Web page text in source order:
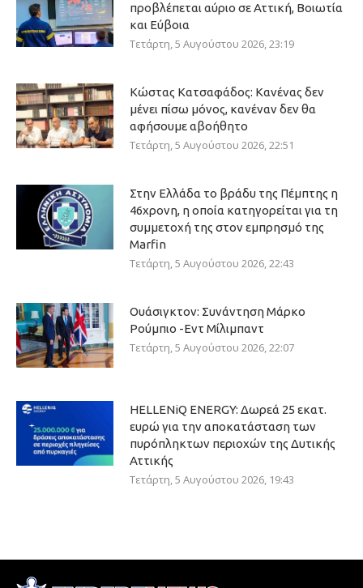
προβλέπεται αύριο σε Αττική, Βοιωτία
και Εύβοια
Τετάρτη, 5 Αυγούστου 2026, 23:19
Κώστας Κατσαφάδος: Κανένας δεν
μένει πίσω μόνος, κανέναν δεν θα
αφήσουμε αβοήθητο
Τετάρτη, 5 Αυγούστου 2026, 22:51
Στην Ελλάδα το βράδυ της Πέμπτης η
46χρονη, η οποία κατηγορείται για τη
συμμετοχή της στον εμπρησμό της
Marfin
Τετάρτη, 5 Αυγούστου 2026, 22:43
Ουάσιγκτον: Συνάντηση Μάρκο
Ρούμπιο -Εντ Μίλιμπαντ
Τετάρτη, 5 Αυγούστου 2026, 22:07
HELLENiQ ENERGY: Δωρεά 25 εκατ.
ευρώ για την αποκατάσταση των
πυρόπληκτων περιοχών της Δυτικής
Αττικής
Τετάρτη, 5 Αυγούστου 2026, 19:43